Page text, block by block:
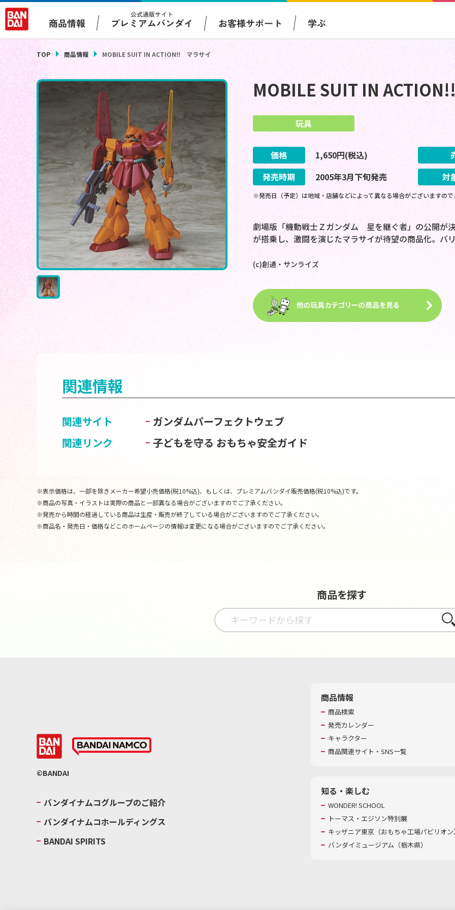
商品情報
公式通販サイト
プレミアムバンダイ お客様サポート 学ぶ
TOP 商品情報 MOBILE SUIT IN ACTION!! マラサイ
MOBILE SUIT IN
玩具
価格 1,650円(税込)
発売時期
2005年3月下旬発売 対
※発売日（予定）は地域・店舗などによって異なる場合がございますの
劇場版「機動戦士Ｚガンダム 星を継ぐ者」の公開が
が搭乗し、激闘を演じたマラサイが待望の商品化。
(c)創通・サンライズ
関連情報
関連サイト
ガンダムパーフェクトウェブ
関連リンク
子どもを守る おもちゃ安全ガイド
※表示価格は、一部を除きメーカー希望小売価格(税10%込)、もしくは、プレミアムバンダイ販売価格(税10%込)です。
※商品の写真・イラストは実際の商品と一部異なる場合がございますのでご了承ください。
※発売から時間の経過している商品は生産・販売が終了している場合がございますのでご了承ください。
※商品名・発売日・価格などこのホームページの情報は変更になる場合がございますのでご了承ください。
商品を探す
さが
©BANDAI
バンダイナムコグループのご紹介
バンダイナムコホールディングス
BANDAI SPIRITS
商品情報
商品検索
発売カレンダー
キャラクター
商品関連サイト・SNS一覧
知る・楽しむ
WONDER! SCHOOL
トーマス・エジソン特別展
キッザニア東京（おもちゃ工場パビリオ
バンダイミュージアム（栃木県）